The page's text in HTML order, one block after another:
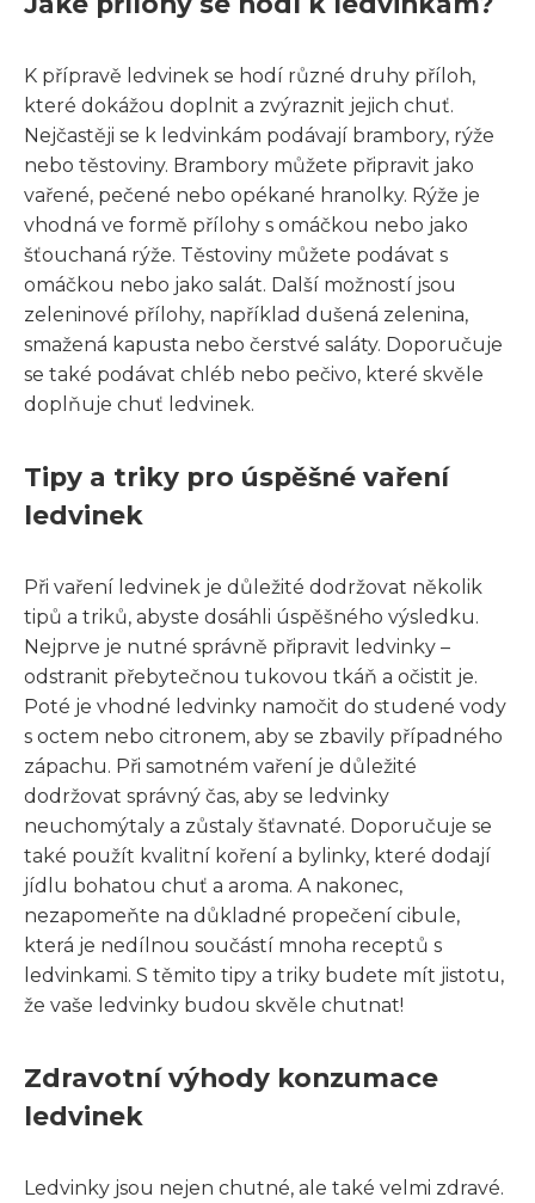
K přípravě ledvinek se hodí různé druhy příloh,
které dokážou doplnit a zvýraznit jejich chuť.
Nejčastěji se k ledvinkám podávají brambory, rýže
nebo těstoviny. Brambory můžete připravit jako
vařené, pečené nebo opékané hranolky. Rýže je
vhodná ve formě přílohy s omáčkou nebo jako
šťouchaná rýže. Těstoviny můžete podávat s
omáčkou nebo jako salát. Další možností jsou
zeleninové přílohy, například dušená zelenina,
smažená kapusta nebo čerstvé saláty. Doporučuje
se také podávat chléb nebo pečivo, které skvěle
doplňuje chuť ledvinek.
Tipy a triky pro úspěšné vaření
ledvinek
Při vaření ledvinek je důležité dodržovat několik
tipů a triků, abyste dosáhli úspěšného výsledku.
Nejprve je nutné správně připravit ledvinky –
odstranit přebytečnou tukovou tkáň a očistit je.
Poté je vhodné ledvinky namočit do studené vody
s octem nebo citronem, aby se zbavily případného
zápachu. Při samotném vaření je důležité
dodržovat správný čas, aby se ledvinky
neuchomýtaly a zůstaly šťavnaté. Doporučuje se
také použít kvalitní koření a bylinky, které dodají
jídlu bohatou chuť a aroma. A nakonec,
nezapomeňte na důkladné propečení cibule,
která je nedílnou součástí mnoha receptů s
ledvinkami. S těmito tipy a triky budete mít jistotu,
že vaše ledvinky budou skvěle chutnat!
Zdravotní výhody konzumace
ledvinek
Ledvinky jsou nejen chutné, ale také velmi zdravé.